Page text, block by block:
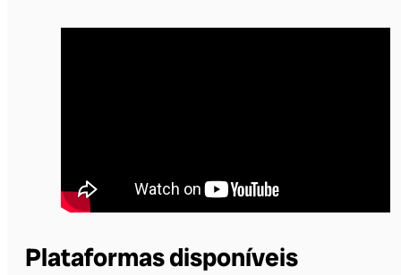
Plataformas disponíveis